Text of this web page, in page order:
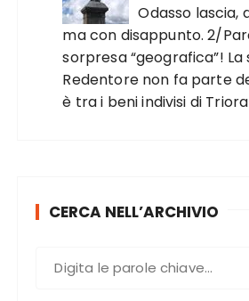
Odasso lascia,
ma con disappunto. 2/
sorpresa “geografica”!
Redentore non fa parte
è tra i beni indivisi di
CERCA NELL’ARCHIVIO